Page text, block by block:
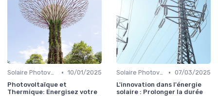
Solaire Photovoltaïque et Thermique • 10/01/2025
Photovoltaïque et
Thermique: Energisez votre
Solaire Photovoltaïque et Thermique • 07/03/2025
L'innovation dans l'énergie
solaire : Prolonger la durée